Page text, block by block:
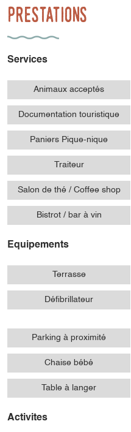
Prestations
Services
Animaux acceptés
Documentation touristique
Paniers Pique-nique
Traiteur
Salon de thé / Coffee shop
Bistrot / bar à vin
Equipements
Terrasse
Défibrillateur
Parking à proximité
Chaise bébé
Table à langer
Activites